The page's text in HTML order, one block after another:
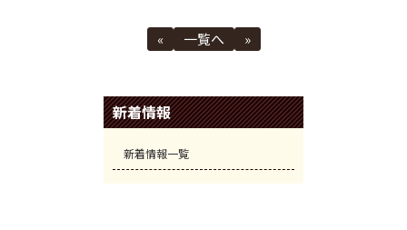
« 一覧へ »
新着情報
新着情報一覧